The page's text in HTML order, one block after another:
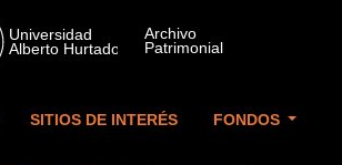
SITIOS DE INTERÉS FONDOS